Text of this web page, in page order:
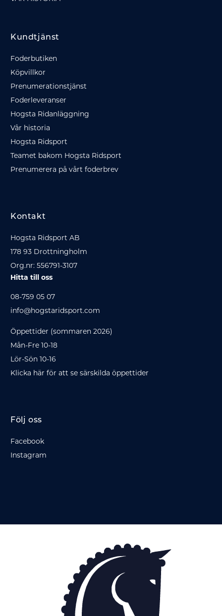
Kundtjänst
Foderbutiken
Köpvillkor
Prenumerationstjänst
Foderleveranser
Hogsta Ridanläggning
Vår historia
Hogsta Ridsport
Teamet bakom Hogsta Ridsport
Prenumerera på vårt foderbrev
Kontakt
Hogsta Ridsport AB
178 93 Drottningholm
Org.nr: 556791-3107
Hitta till oss
08-759 05 07
info@hogstaridsport.com
Öppettider (sommaren 2026)
Mån-Fre 10-18
Lör-Sön 10-16
Klicka här för att se särskilda öppettider
Följ oss
Facebook
Instagram